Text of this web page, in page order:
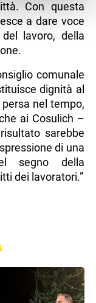
Con questa
a dare voce
lavoro, della
comunale
dignità al
nel tempo,
ai Cosulich –
sarebbe
di una
segno della
dei lavoratori.”